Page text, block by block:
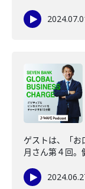
ゲストは、「お
月さん第４回。